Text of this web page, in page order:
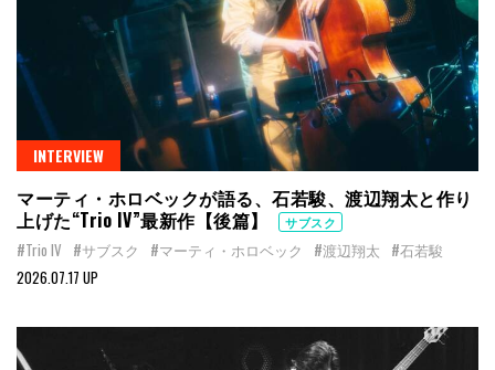
INTERVIEW
マーティ・ホロベックが語る、石若駿、渡辺翔太と作り
上げた“Trio IV”最新作【後篇】
サブスク
#Trio IV #サブスク #マーティ・ホロベック #渡辺翔太 #石若駿
2026.07.17 UP